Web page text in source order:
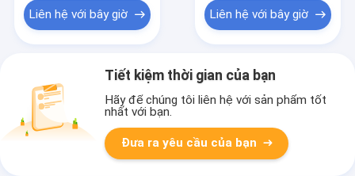
Liên hệ với bây giờ Liên hệ với bây giờ
Tiết kiệm thời gian của bạn
Hãy để chúng tôi liên hệ với sản phẩm tốt
nhất với bạn.
Đưa ra yêu cầu của bạn